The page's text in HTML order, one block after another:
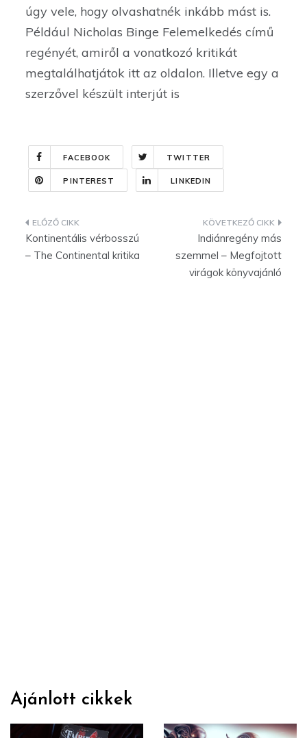
úgy vele, hogy olvashatnék inkább mást is.
Például Nicholas Binge Felemelkedés című
regényét, amiről a vonatkozó kritikát
megtalálhatjátok itt az oldalon. Illetve egy a
szerzővel készült interjút is
FACEBOOK TWITTER
PINTEREST LINKEDIN
Bejegyzés
navigáció
Kontinentális vérbosszú
– The Continental kritika
Indiánregény más
szemmel – Megfojtott
virágok könyvajánló
Ajánlott cikkek